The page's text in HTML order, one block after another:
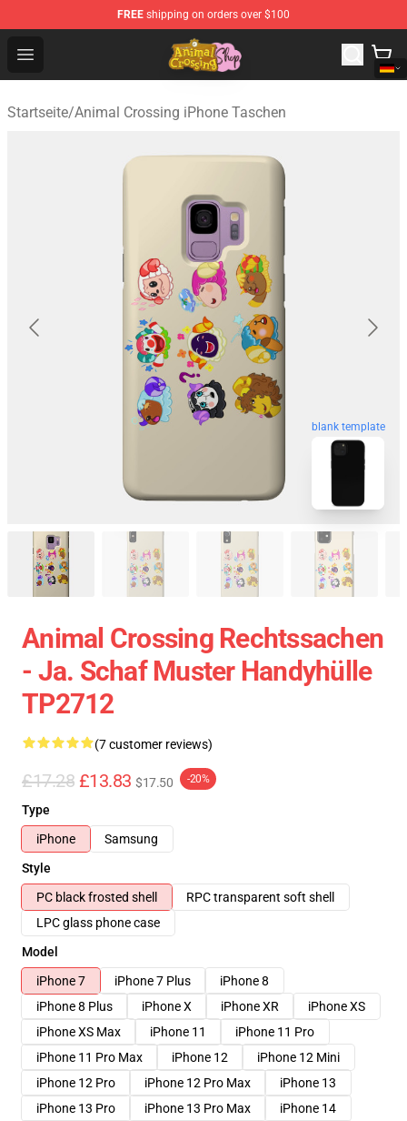
FREE shipping on orders over $100
Open menu
Animal Crossing Shop - Official Animal Crossing
Startseite/Animal Crossing iPhone Taschen
blank template
Animal Crossing Rechtssachen
- Ja. Schaf Muster Handyhülle
TP2712
(7 customer reviews)
£17.28 £13.83 $17.50 -20%
Type
iPhone
Samsung
Style
PC black frosted shell
RPC transparent soft shell
LPC glass phone case
Model
iPhone 7
iPhone 7 Plus
iPhone 8
iPhone 8 Plus
iPhone X iPhone XR
iPhone XS
iPhone XS Max
iPhone 11
iPhone 11 Pro
iPhone 11 Pro Max
iPhone 12
iPhone 12 Mini
iPhone 12 Pro
iPhone 12 Pro Max
iPhone 13
iPhone 13 Pro
iPhone 13 Pro Max
iPhone 14